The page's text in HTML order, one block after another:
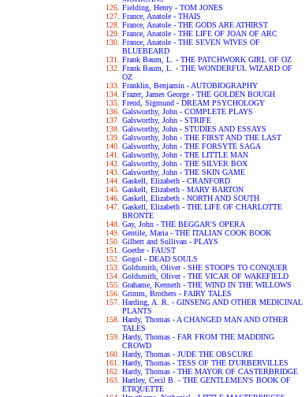
Fielding, Henry - TOM JONES
France, Anatole - THAIS
France, Anatole - THE GODS ARE ATHIRST
France, Anatole - THE LIFE OF JOAN OF ARC
France, Anatole - THE SEVEN WIVES OF
BLUEBEARD
Frank Baum, L. - THE PATCHWORK GIRL OF OZ
Frank Baum, L. - THE WONDERFUL WIZARD OF
OZ
Franklin, Benjamin - AUTOBIOGRAPHY
Frazer, James George - THE GOLDEN BOUGH
Freud, Sigmund - DREAM PSYCHOLOGY
Galsworthy, John - COMPLETE PLAYS
Galsworthy, John - STRIFE
Galsworthy, John - STUDIES AND ESSAYS
Galsworthy, John - THE FIRST AND THE LAST
Galsworthy, John - THE FORSYTE SAGA
Galsworthy, John - THE LITTLE MAN
Galsworthy, John - THE SILVER BOX
Galsworthy, John - THE SKIN GAME
Gaskell, Elizabeth - CRANFORD
Gaskell, Elizabeth - MARY BARTON
Gaskell, Elizabeth - NORTH AND SOUTH
Gaskell, Elizabeth - THE LIFE OF CHARLOTTE
BRONTE
Gay, John - THE BEGGAR'S OPERA
Gentile, Maria - THE ITALIAN COOK BOOK
Gilbert and Sullivan - PLAYS
Goethe - FAUST
Gogol - DEAD SOULS
Goldsmith, Oliver - SHE STOOPS TO CONQUER
Goldsmith, Oliver - THE VICAR OF WAKEFIELD
Grahame, Kenneth - THE WIND IN THE WILLOWS
Grimm, Brothers - FAIRY TALES
Harding, A. R. - GINSENG AND OTHER MEDICINAL
PLANTS
Hardy, Thomas - A CHANGED MAN AND OTHER
TALES
Hardy, Thomas - FAR FROM THE MADDING
CROWD
Hardy, Thomas - JUDE THE OBSCURE
Hardy, Thomas - TESS OF THE D'URBERVILLES
Hardy, Thomas - THE MAYOR OF CASTERBRIDGE
Hartley, Cecil B. - THE GENTLEMEN'S BOOK OF
ETIQUETTE